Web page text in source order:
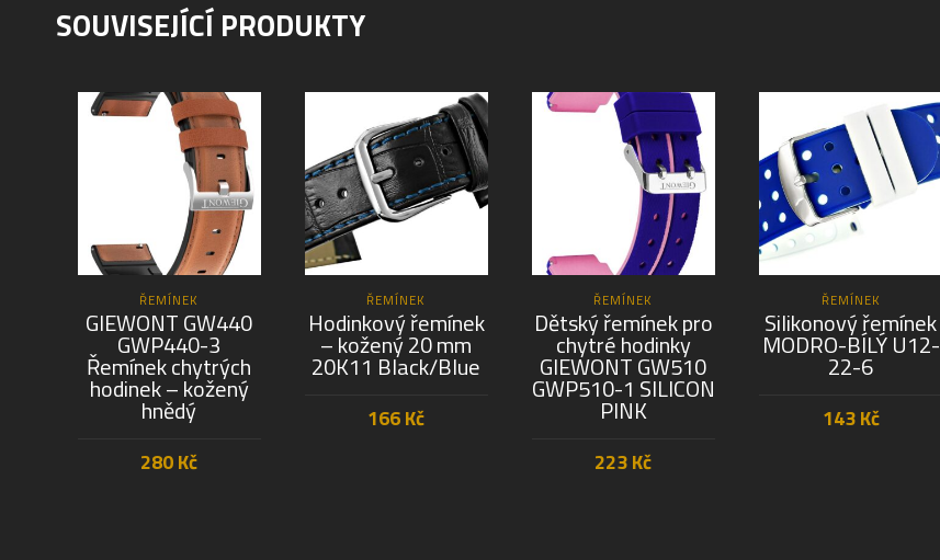
SOUVISEJÍCÍ PRODUKTY
ŘEMÍNEK
GIEWONT GW440
GWP440-3
Řemínek chytrých
hodinek – kožený
hnědý
280Kč
ŘEMÍNEK
Hodinkový řemínek
– kožený 20 mm
20K11 Black/Blue
166Kč
ŘEMÍNEK
Dětský řemínek pro
chytré hodinky
GIEWONT GW510
GWP510-1 SILICON
PINK
223Kč
ŘEMÍNEK
Silikonový řemínek
MODRO-BÍLÝ U12-
22-6
143Kč